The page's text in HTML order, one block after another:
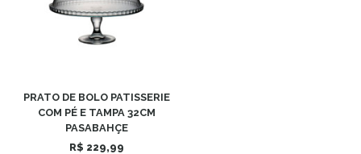
PRATO DE BOLO PATISSERIE
COM PÉ E TAMPA 32CM
PASABAHÇE
R$ 229,99